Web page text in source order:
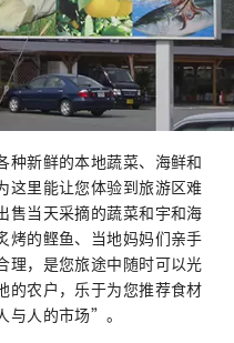
种新鲜的本地蔬菜、海鲜和
这里能让您体验到旅游区难
当天采摘的蔬菜和宇和海
烤的鲣鱼、当地妈妈们亲手
理，是您旅途中随时可以光
农户，乐于为您推荐食材
与人的市场”。